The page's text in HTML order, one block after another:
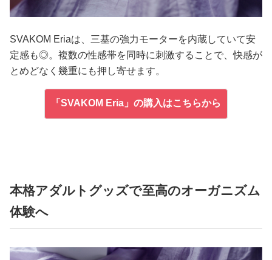
SVAKOM Eriaは、三基の強力モーターを内蔵していて安
定感も◎。複数の性感帯を同時に刺激することで、快感が
とめどなく幾重にも押し寄せます。
「SVAKOM Eria」の購入はこちらから
本格アダルトグッズで至高のオーガニズム
体験へ